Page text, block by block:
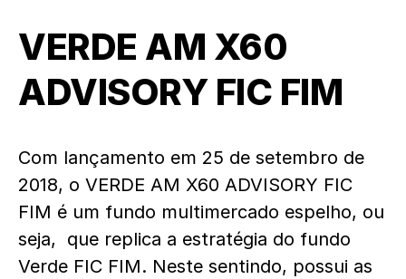
VERDE AM X60
ADVISORY FIC FIM
Com lançamento em 25 de setembro de
2018, o VERDE AM X60 ADVISORY FIC
FIM é um fundo multimercado espelho, ou
seja, que replica a estratégia do fundo
Verde FIC FIM. Neste sentindo, possui as